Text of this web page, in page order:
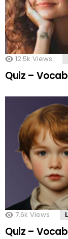
12.5k Views
Quiz –
7.6k Views
Quiz –